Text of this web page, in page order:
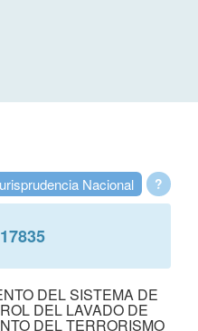
?
Nacional
DEL SISTEMA DE
DEL LAVADO DE
DEL TERRORISMO